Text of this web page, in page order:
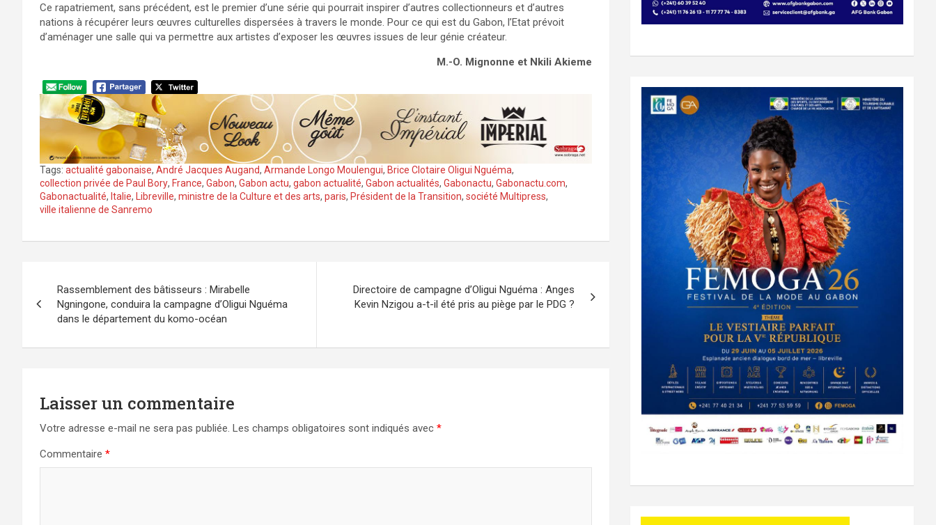
Ce rapatriement, sans précédent, est le premier d’une série qui pourrait inspirer d’autres collectionneurs et d’autres
nations à récupérer leurs œuvres culturelles dispersées à travers le monde. Pour ce qui est du Gabon, l’Etat prévoit
d’aménager une salle qui va permettre aux artistes d’exposer les œuvres issues de leur génie créateur.
M.-O. Mignonne et Nkili Akieme
Tags: actualité gabonaise, André Jacques Augand, Armande Longo Moulengui, Brice Clotaire Oligui Nguéma,
collection privée de Paul Bory, France, Gabon, Gabon actu, gabon actualité, Gabon actualités, Gabonactu, Gabonactu.com,
Gabonactualité, Italie, Libreville, ministre de la Culture et des arts, paris, Président de la Transition, société Multipress,
ville italienne de Sanremo
de
l’article
Rassemblement des bâtisseurs : Mirabelle
Ngningone, conduira la campagne d’Oligui Nguéma
dans le département du komo-océan
Directoire de campagne d’Oligui Nguéma : Anges
Kevin Nzigou a-t-il été pris au piège par le PDG ?
Laisser un commentaire
Votre adresse e-mail ne sera pas publiée. Les champs obligatoires sont indiqués avec *
Commentaire *